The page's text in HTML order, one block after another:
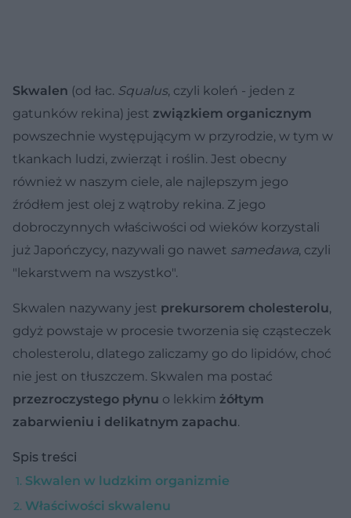
Skwalen (od łac. Squalus, czyli koleń - jeden z
gatunków rekina) jest związkiem organicznym
powszechnie występującym w przyrodzie, w tym w
tkankach ludzi, zwierząt i roślin. Jest obecny
również w naszym ciele, ale najlepszym jego
źródłem jest olej z wątroby rekina. Z jego
dobroczynnych właściwości od wieków korzystali
już Japończycy, nazywali go nawet samedawa, czyli
"lekarstwem na wszystko".
Skwalen nazywany jest prekursorem cholesterolu,
gdyż powstaje w procesie tworzenia się cząsteczek
cholesterolu, dlatego zaliczamy go do lipidów, choć
nie jest on tłuszczem. Skwalen ma postać
przezroczystego płynu o lekkim żółtym
zabarwieniu i delikatnym zapachu.
Spis treści
Skwalen w ludzkim organizmie
Właściwości skwalenu